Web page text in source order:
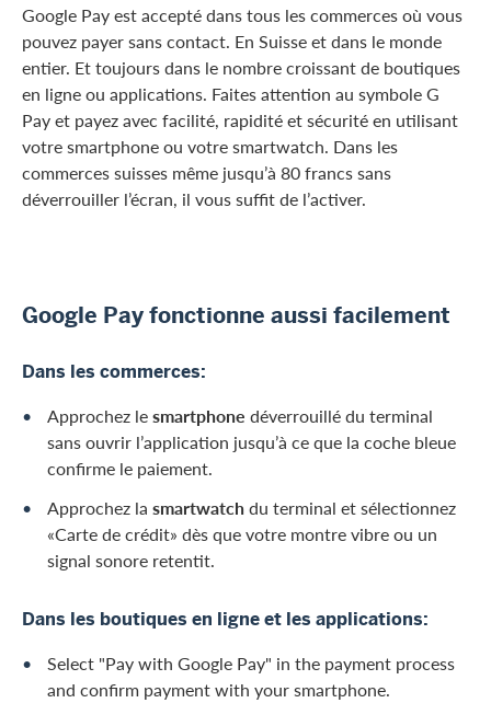
Google Pay est accepté dans tous les commerces où vous
pouvez payer sans contact. En Suisse et dans le monde
entier. Et toujours dans le nombre croissant de boutiques
en ligne ou applications. Faites attention au symbole G
Pay et payez avec facilité, rapidité et sécurité en utilisant
votre smartphone ou votre smartwatch. Dans les
commerces suisses même jusqu’à 80 francs sans
déverrouiller l’écran, il vous suffit de l’activer.
Google Pay fonctionne aussi facilement
Dans les commerces:
Approchez lesmartphone déverrouillé du terminal
sans ouvrir l’application jusqu’à ce que la coche bleue
confirme le paiement.
Approchez la smartwatchdu terminal et sélectionnez
«Carte de crédit» dès que votre montre vibre ou un
signal sonore retentit.
Dans les boutiques en ligne et les applications:
Select "Pay with Google Pay" in the payment process
and confirm payment with your smartphone.